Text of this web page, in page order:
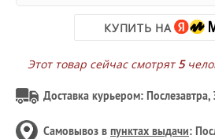
КУПИТЬ НА
Этот товар сейчас смотрят 5
Доставка курьером: Послезавтра,
Самовывоз в пунктах выдачи: